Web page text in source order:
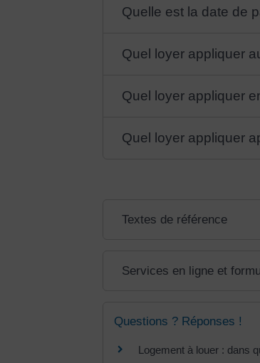
Quelle est la date de
Quel loyer appliquer
Quel loyer appliquer
Quel loyer appliquer
Textes de référence
Services en ligne et
Questions ? Réponses !
Logement à louer : dans